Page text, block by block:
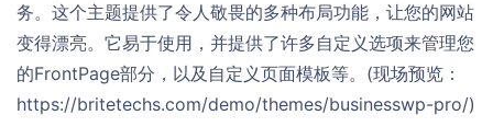
务。这个主题提供了令人敬畏的多种布局功能，让您的网站
变得漂亮。它易于使用，并提供了许多自定义选项来管理您
的FrontPage部分，以及自定义页面模板等。(现场预览：
https://britetechs.com/demo/themes/businesswp-pro/)